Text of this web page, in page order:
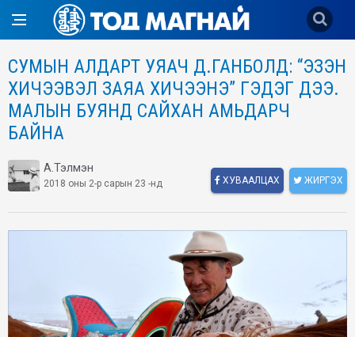
СУМЫН АЛДАРТ УЯАЧ Д.ГАНБОЛД: “ЭЗЭН
ХИЧЭЭВЭЛ ЗАЯА ХИЧЭЭНЭ” ГЭДЭГ ДЭЭ.
МАЛЫН БУЯНД САЙХАН АМЬДАРЧ
БАЙНА
А.Тэлмэн
2018 оны 2-р сарын 23 -нд ХУВААЛЦАХ ЖИРГЭХ